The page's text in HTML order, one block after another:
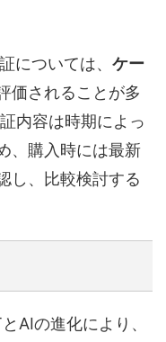
については、 ケー
価されることが多
内容は時期によっ
、購入時には最新
し、比較検討する
AIの進化により、